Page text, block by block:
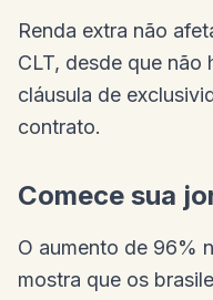
Renda extra não
CLT, desde que não
cláusula de
contrato.
Comece sua
O aumento de 96%
mostra que os